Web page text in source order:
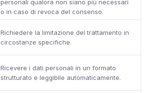
personali qualora non siano più necessari
o in caso di revoca del consenso.
Richiedere la limitazione del trattamento in
circostanze specifiche.
Ricevere i dati personali in un formato
strutturato e leggibile automaticamente.